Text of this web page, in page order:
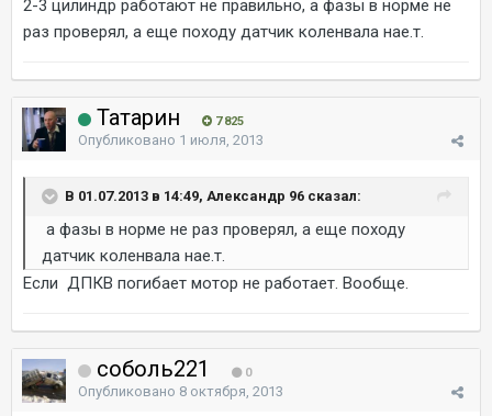
2-3 цилиндр работают не правильно, а фазы в норме не
раз проверял, а еще походу датчик коленвала нае.т.
Татарин 7 825
Опубликовано 1 июля, 2013
В 01.07.2013 в 14:49, Александр 96 сказал:
а фазы в норме не раз проверял, а еще походу
датчик коленвала нае.т.
Если ДПКВ погибает мотор не работает. Вообще.
соболь221 0
Опубликовано 8 октября, 2013